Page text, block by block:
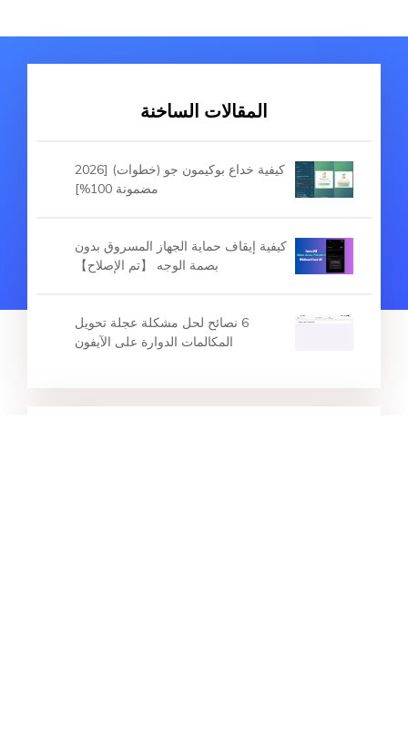
المقالات الساخنة
كيفية خداع بوكيمون جو (خطوات) [2026
مضمونة 100%]
كيفية إيقاف حماية الجهاز المسروق بدون
بصمة الوجه 【تم الإصلاح】
6 نصائح لحل مشكلة عجلة تحويل
المكالمات الدوارة على الآيفون